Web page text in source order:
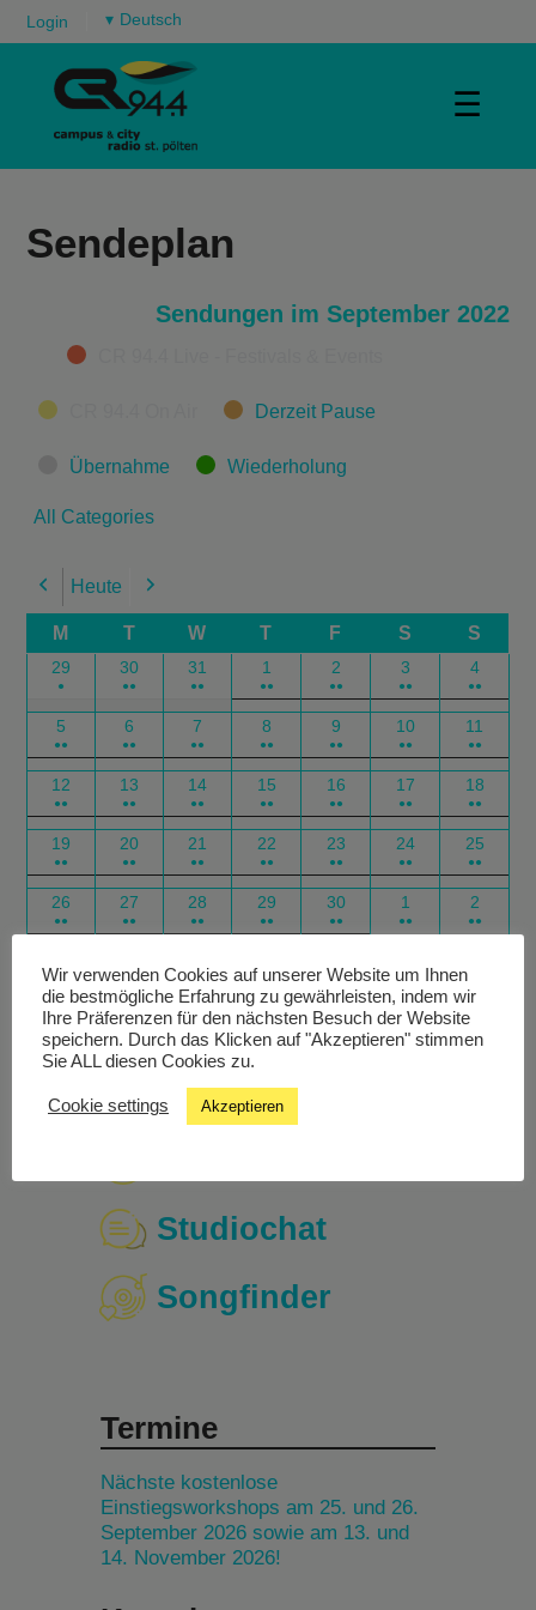
Login ▾
☰
Sendeplan
Sendungen im September 2022
Categories
Derzeit Pause
Übernahme Wiederholung
All Categories
Previous
Heute Next
M T W T F S S
29
●
30
●●
31
●●
1
●●
2
●●
3
●●
4
●●
5
●●
6
●●
7
●●
8
●●
9
●●
10
●●
11
●●
12
●●
13
●●
14
●●
15
●●
16
●●
17
●●
18
●●
19
●●
20
●●
21
●●
22
●●
23
●●
24
●●
25
●●
26
●●
27
●●
28
●●
29
●●
30
●●
1
●●
2
●●
Subscribe
in
Google
Subscribe
in
Outlook
Export
for
Google
Export
for
Outlook
Studiochat
Songfinder
Termine
Nächste kostenlose
Einstiegsworkshops am 25. und 26.
September 2026 sowie am 13. und
14. November 2026!
Wir verwenden Cookies auf unserer Website um Ihnen
die bestmögliche Erfahrung zu gewährleisten, indem wir
Ihre Präferenzen für den nächsten Besuch der Website
speichern. Durch das Klicken auf "Akzeptieren" stimmen
Sie ALL diesen Cookies zu.
Cookie settings Akzeptieren